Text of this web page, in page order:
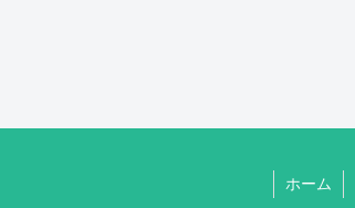
ホーム